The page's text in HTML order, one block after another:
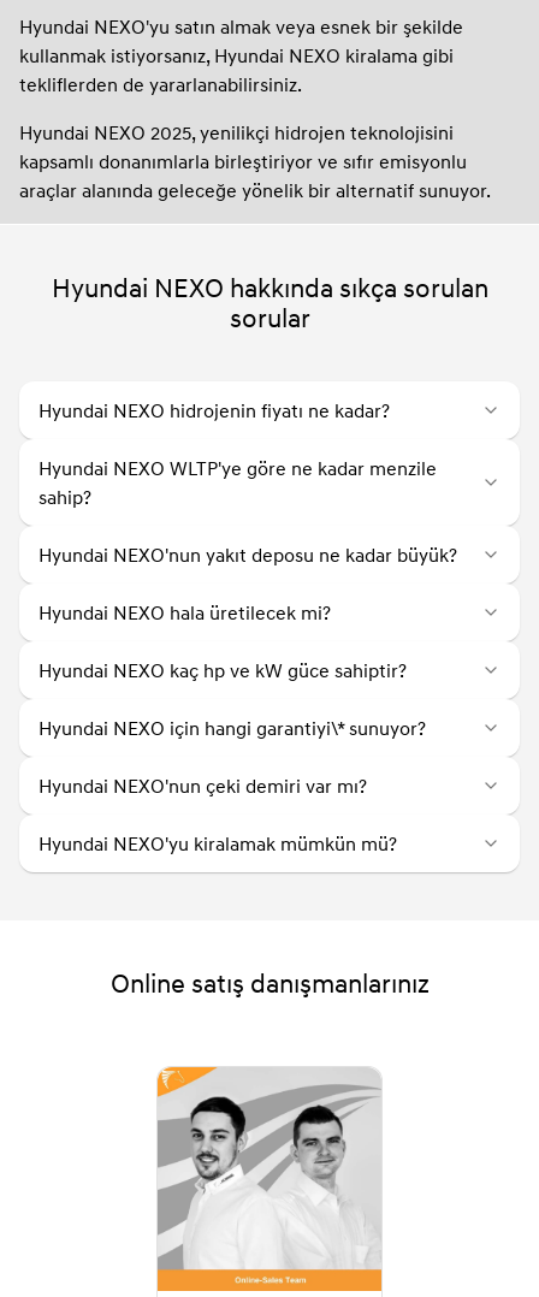
Hyundai NEXO'yu satın almak veya esnek bir şekilde
kullanmak istiyorsanız, Hyundai NEXO kiralama gibi
tekliflerden de yararlanabilirsiniz.
Hyundai NEXO 2025, yenilikçi hidrojen teknolojisini
kapsamlı donanımlarla birleştiriyor ve sıfır emisyonlu
araçlar alanında geleceğe yönelik bir alternatif sunuyor.
Hyundai NEXO hakkında sıkça sorulan
sorular
Hyundai NEXO hidrojenin fiyatı ne kadar?
Hyundai NEXO WLTP'ye göre ne kadar menzile
sahip?
Hyundai NEXO'nun yakıt deposu ne kadar büyük?
Hyundai NEXO hala üretilecek mi?
Hyundai NEXO kaç hp ve kW güce sahiptir?
Hyundai NEXO için hangi garantiyi\* sunuyor?
Hyundai NEXO'nun çeki demiri var mı?
Hyundai NEXO'yu kiralamak mümkün mü?
Online satış danışmanlarınız